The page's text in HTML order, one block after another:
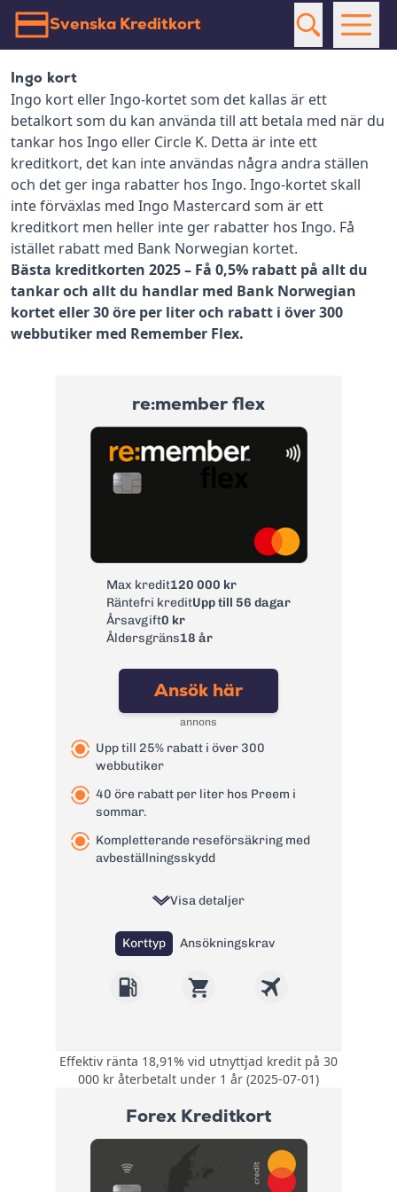
Svenska Kreditkort
Ingo kort
Ingo kort eller Ingo-kortet som det kallas är ett
betalkort som du kan använda till att betala med när du
tankar hos Ingo eller Circle K. Detta är inte ett
kreditkort, det kan inte användas några andra ställen
och det ger inga rabatter hos Ingo. Ingo-kortet skall
inte förväxlas med Ingo Mastercard som är ett
kreditkort men heller inte ger rabatter hos Ingo. Få
istället rabatt med Bank Norwegian kortet.
Bästa kreditkorten 2025 – Få 0,5% rabatt på allt du
tankar och allt du handlar med Bank Norwegian
kortet eller 30 öre per liter och rabatt i över 300
webbutiker med Remember Flex.
re:member flex
Max kredit120 000 kr
Räntefri kreditUpp till 56 dagar
Årsavgift0 kr
Åldersgräns18 år
Ansök här
annons
Upp till 25% rabatt i över 300
webbutiker
40 öre rabatt per liter hos Preem i
sommar.
Kompletterande reseförsäkring med
avbeställningsskydd
Visa detaljer
Korttyp Ansökningskrav
Upp till 25% rabatt i
över 300
rabatt per liter hos
Försäkring:
Kompletterande
reseförsäkring med
Effektiv ränta 18,91% vid utnyttjad kredit på 30
000 kr återbetalt under 1 år (2025-07-01)
Forex Kreditkort